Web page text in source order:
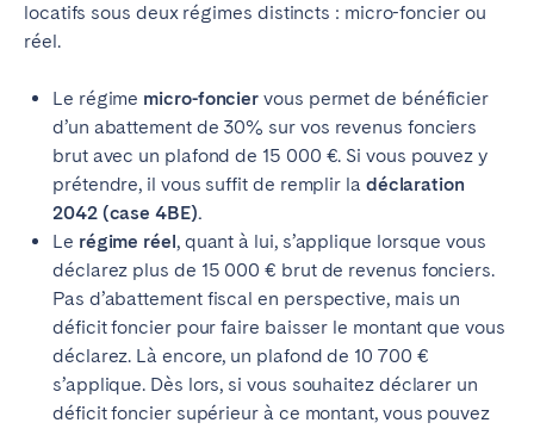
locatifs sous deux régimes distincts : micro-foncier ou
réel.
Le régime micro-foncier vous permet de bénéficier
d’un abattement de 30% sur vos revenus fonciers
brut avec un plafond de 15 000 €. Si vous pouvez y
prétendre, il vous suffit de remplir la déclaration
2042 (case 4BE).
Le régime réel, quant à lui, s’applique lorsque vous
déclarez plus de 15 000 € brut de revenus fonciers.
Pas d’abattement fiscal en perspective, mais un
déficit foncier pour faire baisser le montant que vous
déclarez. Là encore, un plafond de 10 700 €
s’applique. Dès lors, si vous souhaitez déclarer un
déficit foncier supérieur à ce montant, vous pouvez